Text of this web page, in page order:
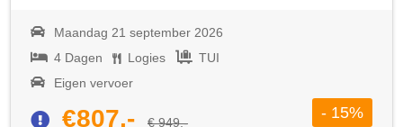
Maandag 21 september 2026
4 Dagen
Logies
TUI
Eigen vervoer
€807,- € 949,-
- 15%